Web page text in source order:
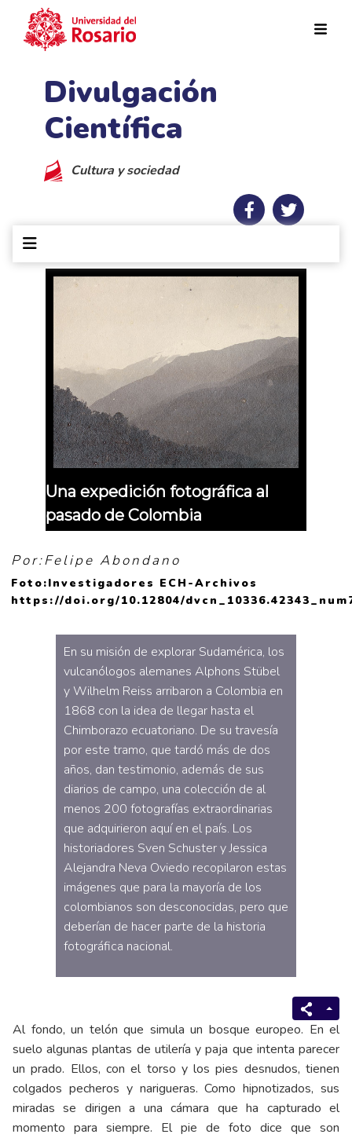
Divulgación
Científica
Cultura y sociedad
Una expedición fotográfica al
pasado de Colombia
Por:Felipe Abondano
Foto:Investigadores ECH-Archivos
https://doi.org/10.12804/
En su misión de explorar Sudamérica, los
vulcanólogos alemanes Alphons Stübel
y Wilhelm Reiss arribaron a Colombia en
1868 con la idea de llegar hasta el
Chimborazo ecuatoriano. De su travesía
por este tramo, que tardó más de dos
años, dan testimonio, además de sus
diarios de campo, una colección de al
menos 200 fotografías extraordinarias
que adquirieron aquí en el país. Los
historiadores Sven Schuster y Jessica
Alejandra Neva Oviedo recopilaron estas
imágenes que para la mayoría de los
colombianos son desconocidas, pero que
deberían de hacer parte de la historia
fotográfica nacional.
Al fondo, un telón que simula un bosque europeo. En el
suelo algunas plantas de utilería y paja que intenta parecer
un prado. Ellos, con el torso y los pies desnudos, tienen
colgados pecheros y narigueras. Como hipnotizados, sus
miradas se dirigen a una cámara que ha capturado el
momento para siempre. El pie de foto dice que son